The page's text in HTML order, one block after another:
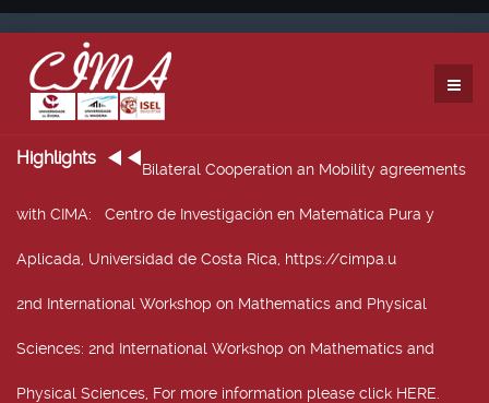
Highlights
Bilateral Cooperation an Mobility agreements
with CIMA: Centro de Investigación en Matemática Pura y
Aplicada, Universidad de Costa Rica, https://cimpa.u
2nd International Workshop on Mathematics and Physical
Sciences: 2nd International Workshop on Mathematics and
Physical Sciences, For more information please click HERE.